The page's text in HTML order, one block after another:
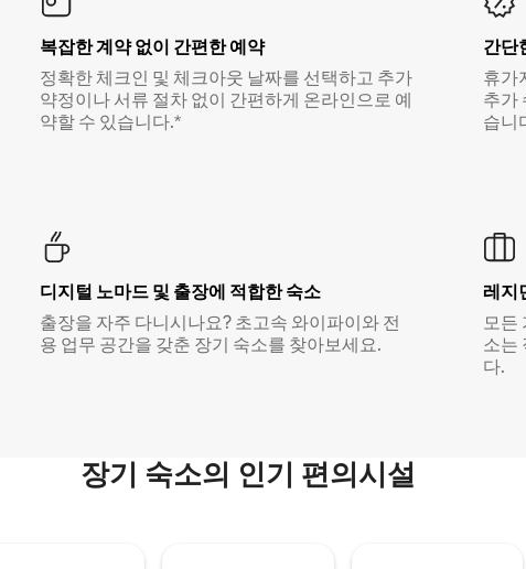
복잡한 계약 없이 간편한 예약
정확한 체크인 및 체크아웃 날짜를 선택하고 추가
약정이나 서류 절차 없이 간편하게 온라인으로 예
약할 수 있습니다.*
간단
휴가
추가
습니
디지털 노마드 및 출장에 적합한 숙소
출장을 자주 다니시나요? 초고속 와이파이와 전
용 업무 공간을 갖춘 장기 숙소를 찾아보세요.
레지
모든
소는
다.
장기 숙소의 인기 편의시설